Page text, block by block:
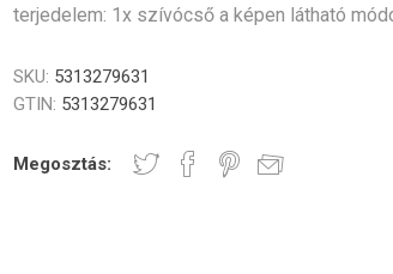
terjedelem: 1x szívócső a képen látható
SKU: 5313279631
GTIN: 5313279631
Megosztás: